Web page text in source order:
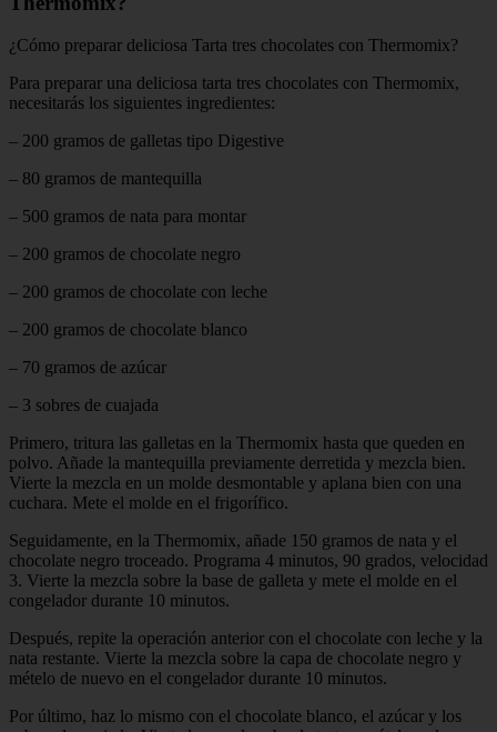
¿Cómo preparar deliciosa Tarta tres chocolates con Thermomix?
Para preparar una deliciosa tarta tres chocolates con Thermomix,
necesitarás los siguientes ingredientes:
– 200 gramos de galletas tipo Digestive
– 80 gramos de mantequilla
– 500 gramos de nata para montar
– 200 gramos de chocolate negro
– 200 gramos de chocolate con leche
– 200 gramos de chocolate blanco
– 70 gramos de azúcar
– 3 sobres de cuajada
Primero, tritura las galletas en la Thermomix hasta que queden en
polvo. Añade la mantequilla previamente derretida y mezcla bien.
Vierte la mezcla en un molde desmontable y aplana bien con una
cuchara. Mete el molde en el frigorífico.
Seguidamente, en la Thermomix, añade 150 gramos de nata y el
chocolate negro troceado. Programa 4 minutos, 90 grados, velocidad
3. Vierte la mezcla sobre la base de galleta y mete el molde en el
congelador durante 10 minutos.
Después, repite la operación anterior con el chocolate con leche y la
nata restante. Vierte la mezcla sobre la capa de chocolate negro y
mételo de nuevo en el congelador durante 10 minutos.
Por último, haz lo mismo con el chocolate blanco, el azúcar y los